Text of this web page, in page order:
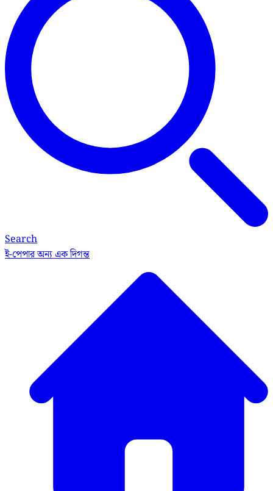
Search
ই-পেপারঅন্য এক দিগন্ত